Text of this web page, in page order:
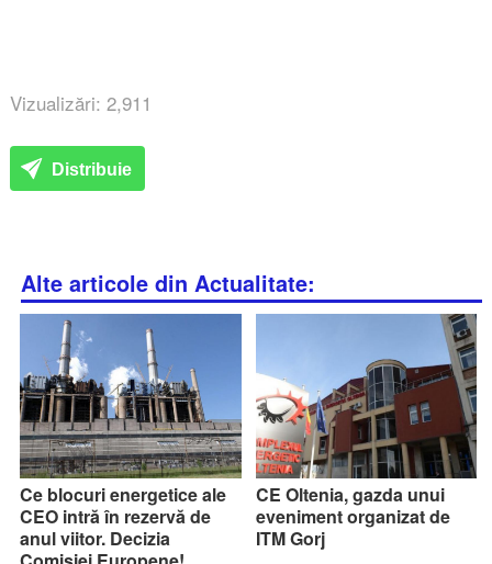
Vizualizări: 2,911
Distribuie
Alte articole din Actualitate:
Ce blocuri energetice ale
CEO intră în rezervă de
anul viitor. Decizia
CE Oltenia, gazda unui
eveniment organizat de
ITM Gorj